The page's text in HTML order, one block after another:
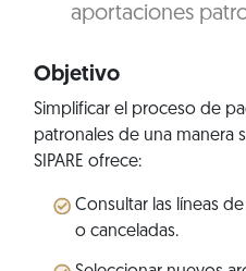
aportaciones
Objetivo
Simplificar el proceso de
patronales de una manera
SIPARE ofrece:
Consultar las líneas
o canceladas.